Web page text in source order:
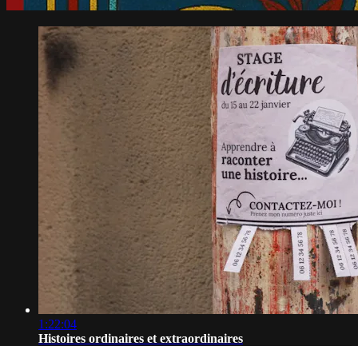
1:22:04
Histoires ordinaires et extraordinaires